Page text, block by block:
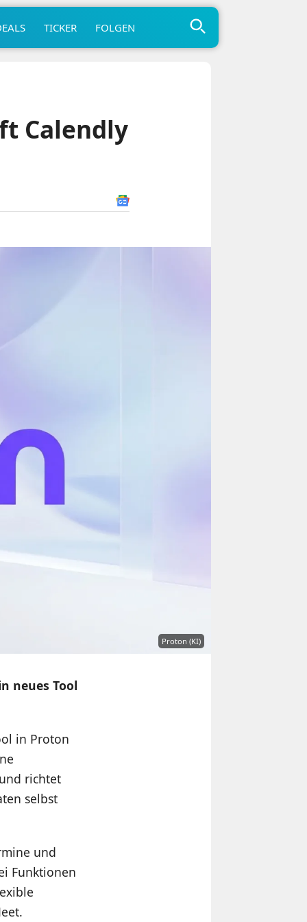
TICKER FOLGEN
Calendly
Proton (KI)
neues Tool
in Proton
richtet
selbst
und
Funktionen